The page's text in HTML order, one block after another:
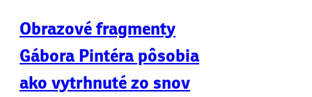
Obrazové fragmenty
Gábora Pintéra pôsobia
ako vytrhnuté zo snov